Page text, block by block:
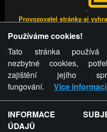
Provozovatel stránky si
stránky týče, ani osoba, která
stránku, nemůže z důvodu
komentáře pro výše
provozovateli stránky
FREESEX.CZ - to je
Používáme cookies!
Tato stránka používá
nezbytné cookies,
zajištění jejího
fungování.
Více informací
INFORMACE
ÚDAJŮ